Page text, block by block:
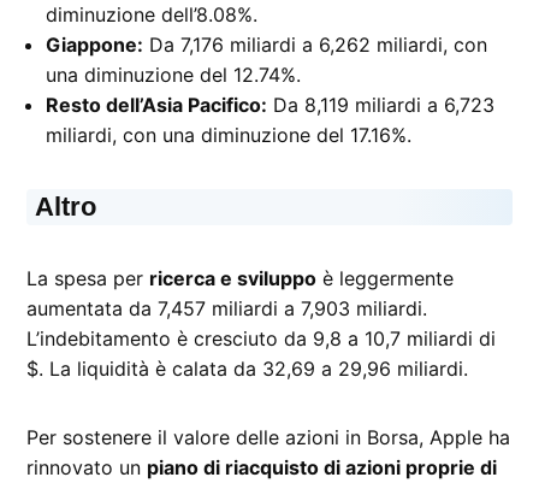
diminuzione dell’8.08%.
Giappone: Da 7,176 miliardi a 6,262 miliardi, con
una diminuzione del 12.74%.
Resto dell’Asia Pacifico: Da 8,119 miliardi a 6,723
miliardi, con una diminuzione del 17.16%.
Altro
La spesa per ricerca e sviluppo è leggermente
aumentata da 7,457 miliardi a 7,903 miliardi.
L’indebitamento è cresciuto da 9,8 a 10,7 miliardi di
$. La liquidità è calata da 32,69 a 29,96 miliardi.
Per sostenere il valore delle azioni in Borsa, Apple ha
rinnovato un piano di riacquisto di azioni proprie di